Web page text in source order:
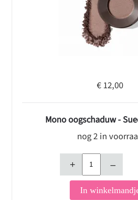
€ 12,00
Mono oogschaduw -
nog 2 in
+ –
In